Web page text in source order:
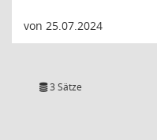
von 25.07.2024
3 Sätze